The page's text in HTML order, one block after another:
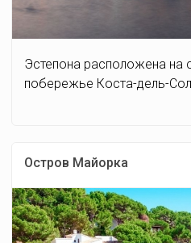
Эстепона расположена на
побережье Коста-дель-
Остров Майорка